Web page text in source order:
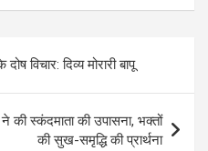
विचार: दिव्‍य मोरारी बापू
की स्कंदमाता की उपासना, भक्तों
की सुख-समृद्धि की प्रार्थना